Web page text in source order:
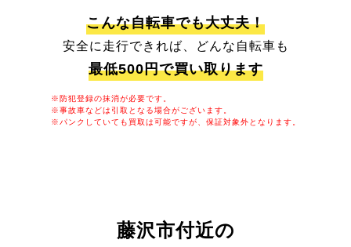
こんな自転車でも大丈夫！
安全に走行できれば、どんな自転車も
最低500円で買い取ります
※防犯登録の抹消が必要です。
※事故車などは引取となる場合がございます。
※パンクしていても買取は可能ですが、保証対象外となります。
藤沢市付近の